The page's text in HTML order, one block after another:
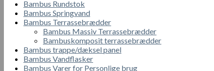
Bambus Rundstok
Bambus Springvand
Bambus Terrassebrædder
Bambus Massiv Terrassebrædder
Bambuskomposit terrassebrædder
Bambus trappe/dæksel panel
Bambus Vandflasker
Bambus Varer for Personlige brug